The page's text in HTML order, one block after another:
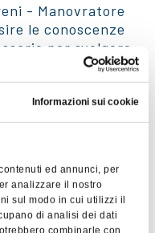
Informazioni sui cookie
ed annunci, per
analizzare il nostro
sul modo in cui utilizzi il
di analisi dei dati
combinarle con
- Manovratore
le conoscenze
per svolgere
nel mondo
le
distacco dei
di manovra;